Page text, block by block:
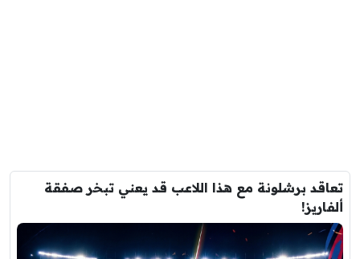
تعاقد برشلونة مع هذا اللاعب قد يعني تبخر صفقة
ألفاريز!